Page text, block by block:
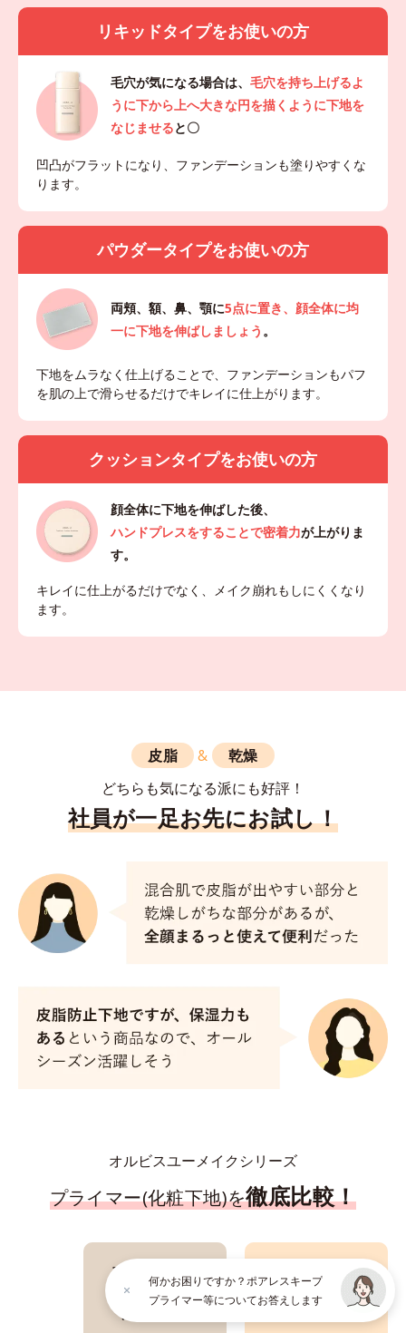
リキッドタイプをお使いの方
毛穴が気になる場合は、 毛穴を持ち上げるよ
うに下から上へ大きな円を描くように下地を
なじませると〇
凹凸がフラットになり、ファンデーションも塗りやすくな
ります。
パウダータイプをお使いの方
両頬、額、鼻、顎に5点に置き、顔全体に均
一に下地を伸ばしましょう 。
下地をムラなく仕上げることで、ファンデーションもパフ
を肌の上で滑らせるだけでキレイに仕上がります。
クッションタイプをお使いの方
顔全体に下地を伸ばした後、
ハンドプレスをすることで密着力が上がりま
す。
キレイに仕上がるだけでなく、メイク崩れもしにくくなり
ます。
皮脂 &
乾燥
どちらも気になる派にも好評！
社員が一足お先にお試し！
オルビスユーメイクシリーズ
プライマー(化粧下地)を徹底比較！
オルビスユー
トリートメント
プライマー
オルビスユー
ポアレスキープ
プライマー
何かお困りですか？ポアレスキープ
プライマー等についてお答えします